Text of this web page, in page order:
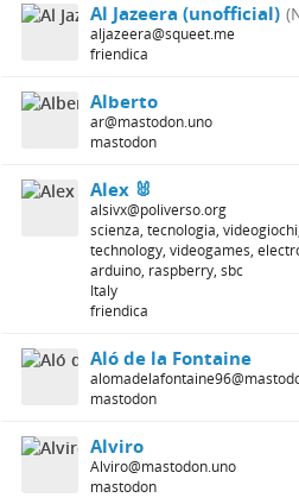
Al Jazeera (unofficial)
aljazeera@squeet.me
friendica
Alberto
ar@mastodon.uno
mastodon
Alex 🐰
alsivx@poliverso.org
scienza, tecnologia,
technology, videogames,
arduino, raspberry, sbc
Italy
friendica
Aló de la Fontaine
mastodon
Alviro
Alviro@mastodon.uno
mastodon